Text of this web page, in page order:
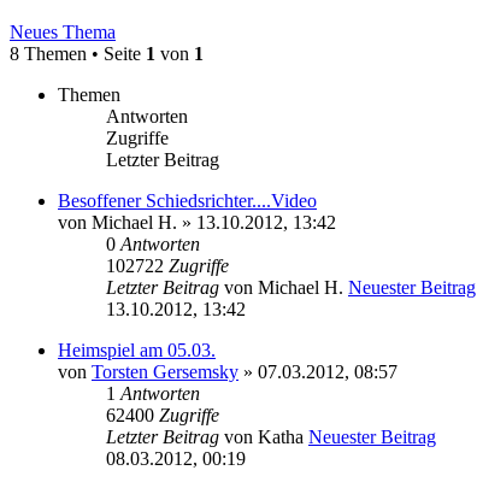
Neues Thema
8 Themen • Seite 1 von 1
Themen
Antworten
Zugriffe
Letzter Beitrag
Besoffener Schiedsrichter....Video
von Michael H. » 13.10.2012, 13:42
0 Antworten
102722 Zugriffe
Letzter Beitrag von Michael H. Neuester Beitrag
13.10.2012, 13:42
Heimspiel am 05.03.
von Torsten Gersemsky » 07.03.2012, 08:57
1 Antworten
62400 Zugriffe
Letzter Beitrag von Katha Neuester Beitrag
08.03.2012, 00:19